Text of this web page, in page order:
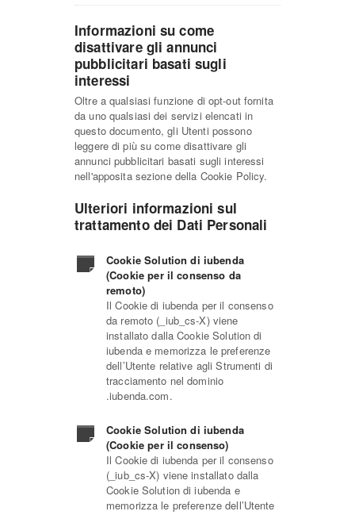
Informazioni su come
disattivare gli annunci
pubblicitari basati sugli
interessi
Oltre a qualsiasi funzione di opt-out fornita
da uno qualsiasi dei servizi elencati in
questo documento, gli Utenti possono
leggere di più su come disattivare gli
annunci pubblicitari basati sugli interessi
nell'apposita sezione della Cookie Policy.
Ulteriori informazioni sul
trattamento dei Dati Personali
Cookie Solution di iubenda
(Cookie per il consenso da
remoto)
Il Cookie di iubenda per il consenso
da remoto (_iub_cs-X) viene
installato dalla Cookie Solution di
iubenda e memorizza le preferenze
dell’Utente relative agli Strumenti di
tracciamento nel dominio
.iubenda.com.
Cookie Solution di iubenda
(Cookie per il consenso)
Il Cookie di iubenda per il consenso
(_iub_cs-X) viene installato dalla
Cookie Solution di iubenda e
memorizza le preferenze dell’Utente